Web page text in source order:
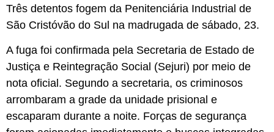
Três detentos fogem da Penitenciária Industrial de
São Cristóvão do Sul na madrugada de sábado, 23.
A fuga foi confirmada pela Secretaria de Estado de
Justiça e Reintegração Social (Sejuri) por meio de
nota oficial. Segundo a secretaria, os criminosos
arrombaram a grade da unidade prisional e
escaparam durante a noite. Forças de segurança